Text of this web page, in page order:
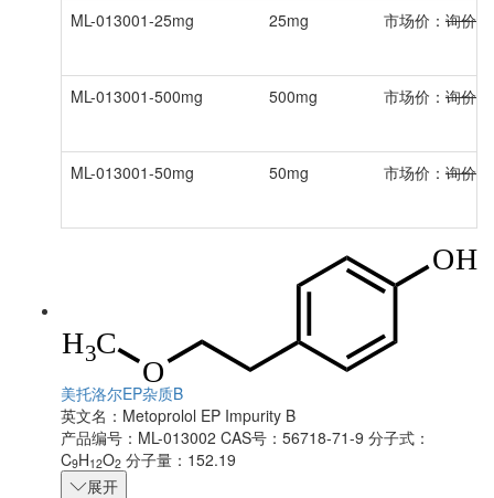
ML-013001-25mg 25mg 市场价： 询价
ML-013001-500mg 500mg 市场价： 询价
ML-013001-50mg 50mg 市场价： 询价
美托洛尔EP杂质B
英文名： Metoprolol EP Impurity B
产品编号：ML-013002 CAS号：56718-71-9 分子式：
C9H12O2 分子量：152.19
展开